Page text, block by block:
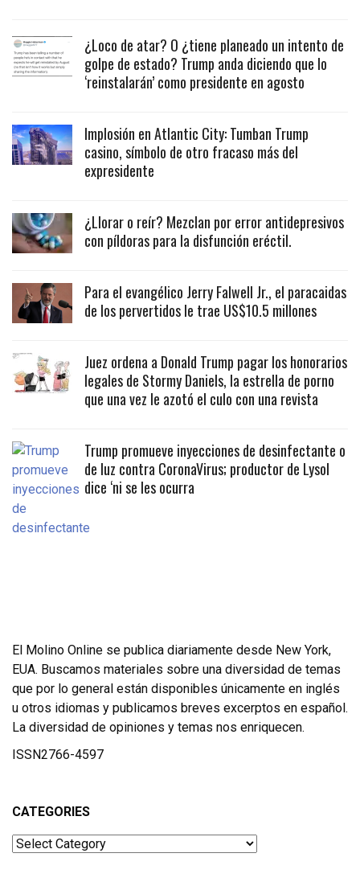
¿Loco de atar? O ¿tiene planeado un intento de
golpe de estado? Trump anda diciendo que lo
‘reinstalarán’ como presidente en agosto
Implosión en Atlantic City: Tumban Trump
casino, símbolo de otro fracaso más del
expresidente
¿Llorar o reír? Mezclan por error antidepresivos
con píldoras para la disfunción eréctil.
Para el evangélico Jerry Falwell Jr., el paracaidas
de los pervertidos le trae US$10.5 millones
Juez ordena a Donald Trump pagar los honorarios
legales de Stormy Daniels, la estrella de porno
que una vez le azotó el culo con una revista
Trump promueve inyecciones de desinfectante o
de luz contra CoronaVirus; productor de Lysol
dice ‘ni se les ocurra
El Molino Online se publica diariamente desde New York,
EUA. Buscamos materiales sobre una diversidad de temas
que por lo general están disponibles únicamente en inglés
u otros idiomas y publicamos breves excerptos en español.
La diversidad de opiniones y temas nos enriquecen.
ISSN2766-4597
CATEGORIES
Categories